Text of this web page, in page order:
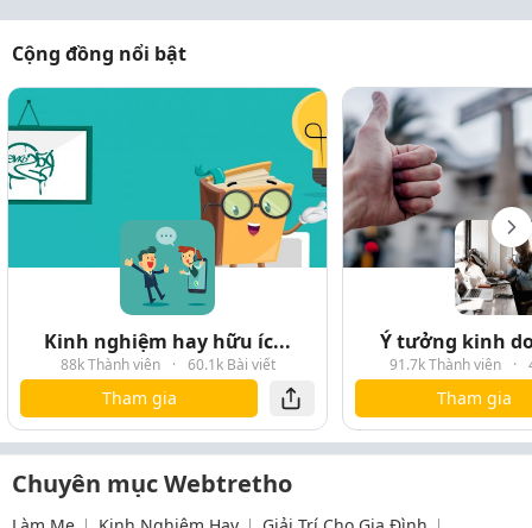
Cộng đồng nổi bật
Kinh nghiệm hay hữu íc...
88k Thành viên · 60.1k Bài viết
Tham gia
Ý tưởng kinh
91.7k Thành viên ·
Tham gia
Chuyên mục Webtretho